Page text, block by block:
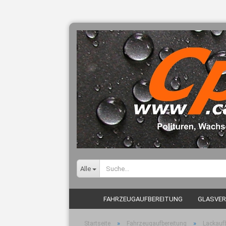
Alle
FAHRZEUGAUFBEREITUNG
Startseite » Fahrzeugaufbereitung »